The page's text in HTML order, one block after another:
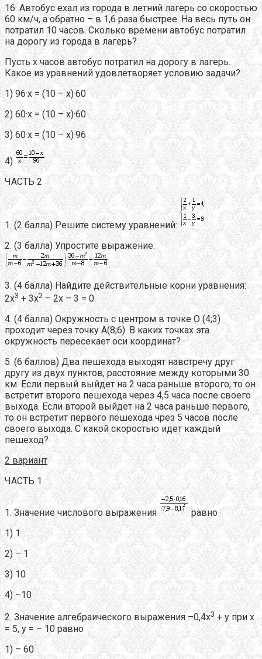
16. Автобус ехал из города в летний лагерь со скоростью
60 км/ч, а обратно – в 1,6 раза быстрее. На весь путь он
потратил 10 часов. Сколько времени автобус потратил
на дорогу из города в лагерь?
Пусть х часов автобус потратил на дорогу в лагерь.
Какое из уравнений удовлетворяет условию задачи?
1) 96·х = (10 – х)·60
2) 60·х = (10 – х)·60
3) 60·х = (10 – х)·96
4)
ЧАСТЬ 2
1. (2 балла) Решите систему уравнений:
2. (3 балла) Упростите выражение:
.
3. (4 балла) Найдите действительные корни уравнения:
2х3 + 3х2 – 2х – 3 = 0.
4. (4 балла) Окружность с центром в точке О (4;3)
проходит через точку А(8;6). В каких точках эта
окружность пересекает оси координат?
5. (6 баллов) Два пешехода выходят навстречу друг
другу из двух пунктов, расстояние между которыми 30
км. Если первый выйдет на 2 часа раньше второго, то он
встретит второго пешехода через 4,5 часа после своего
выхода. Если второй выйдет на 2 часа раньше первого,
то он встретит первого пешехода чрез 5 часов после
своего выхода. С какой скоростью идет каждый
пешеход?
2 вариант
ЧАСТЬ 1
1. Значение числового выражения
равно
1) 1
2) – 1
3) 10
4) –10
2. Значение алгебраического выражения –0,4х3 + у при х
= 5, у = – 10 равно
1) – 60